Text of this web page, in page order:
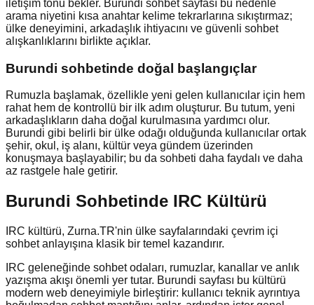
iletişim tonu bekler. Burundi sohbet sayfası bu nedenle
arama niyetini kısa anahtar kelime tekrarlarına sıkıştırmaz;
ülke deneyimini, arkadaşlık ihtiyacını ve güvenli sohbet
alışkanlıklarını birlikte açıklar.
Burundi sohbetinde doğal başlangıçlar
Rumuzla başlamak, özellikle yeni gelen kullanıcılar için hem
rahat hem de kontrollü bir ilk adım oluşturur. Bu tutum, yeni
arkadaşlıkların daha doğal kurulmasına yardımcı olur.
Burundi gibi belirli bir ülke odağı olduğunda kullanıcılar ortak
şehir, okul, iş alanı, kültür veya gündem üzerinden
konuşmaya başlayabilir; bu da sohbeti daha faydalı ve daha
az rastgele hale getirir.
Burundi Sohbetinde IRC Kültürü
IRC kültürü, Zurna.TR'nin ülke sayfalarındaki çevrim içi
sohbet anlayışına klasik bir temel kazandırır.
IRC geleneğinde sohbet odaları, rumuzlar, kanallar ve anlık
yazışma akışı önemli yer tutar. Burundi sayfası bu kültürü
modern web deneyimiyle birleştirir: kullanıcı teknik ayrıntıya